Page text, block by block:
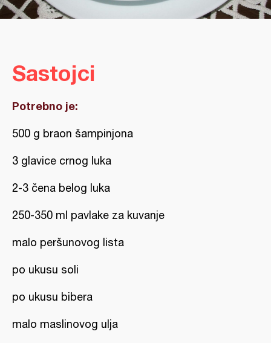
Sastojci
Potrebno je:
500 g braon šampinjona
3 glavice crnog luka
2-3 čena belog luka
250-350 ml pavlake za kuvanje
malo peršunovog lista
po ukusu soli
po ukusu bibera
malo maslinovog ulja